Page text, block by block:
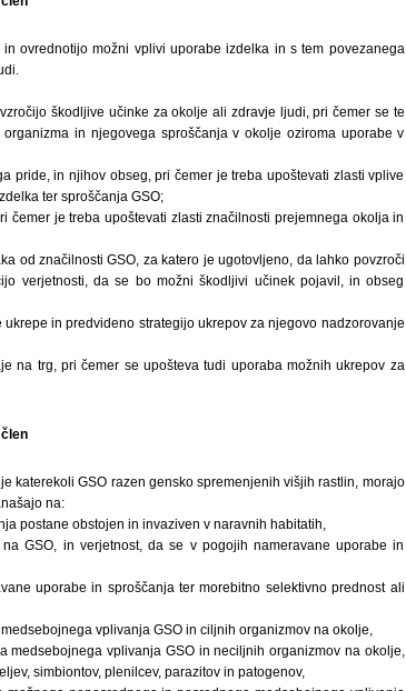
ovrednotijo možni vplivi uporabe izdelka in s tem povezanega
škodljive učinke za okolje ali zdravje ljudi, pri čemer se te
in njegovega sproščanja v okolje oziroma uporabe v
pride, in njihov obseg, pri čemer je treba upoštevati zlasti vplive
ter sproščanja GSO;
je treba upoštevati zlasti značilnosti prejemnega okolja in
od značilnosti GSO, za katero je ugotovljeno, da lahko povzroči
verjetnosti, da se bo možni škodljivi učinek pojavil, in obseg
in predvideno strategijo ukrepov za njegovo nadzorovanje
na trg, pri čemer se upošteva tudi uporaba možnih ukrepov za
katerekoli GSO razen gensko spremenjenih višjih rastlin, morajo
na:
postane obstojen in invaziven v naravnih habitatih,
GSO, in verjetnost, da se v pogojih nameravane uporabe in
uporabe in sproščanja ter morebitno selektivno prednost ali
vplivanja GSO in ciljnih organizmov na okolje,
vplivanja GSO in neciljnih organizmov na okolje,
simbiontov, plenilcev, parazitov in patogenov,